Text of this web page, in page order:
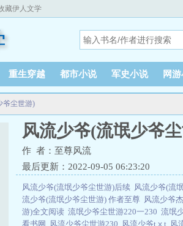
藏伊人文学
重生穿越 都市小说 军史小说 网
爷尘世游)
风流少爷(流氓少爷
作 者：至尊风流
最后更新：2022-09-05 06:23:20
风流少爷(流氓少爷尘世游)后续 风流少爷(流
流少爷(流氓少爷尘世游) 作者至尊 风流少爷
游)全文阅读 流氓少爷尘世游220一230 流氓
看书网 风流少爷尘世游230 风流少爷tⅹt 风